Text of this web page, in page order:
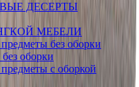
ДЕСЕРТЫ
МЕБЕЛИ
без оборки
оборки
с оборкой